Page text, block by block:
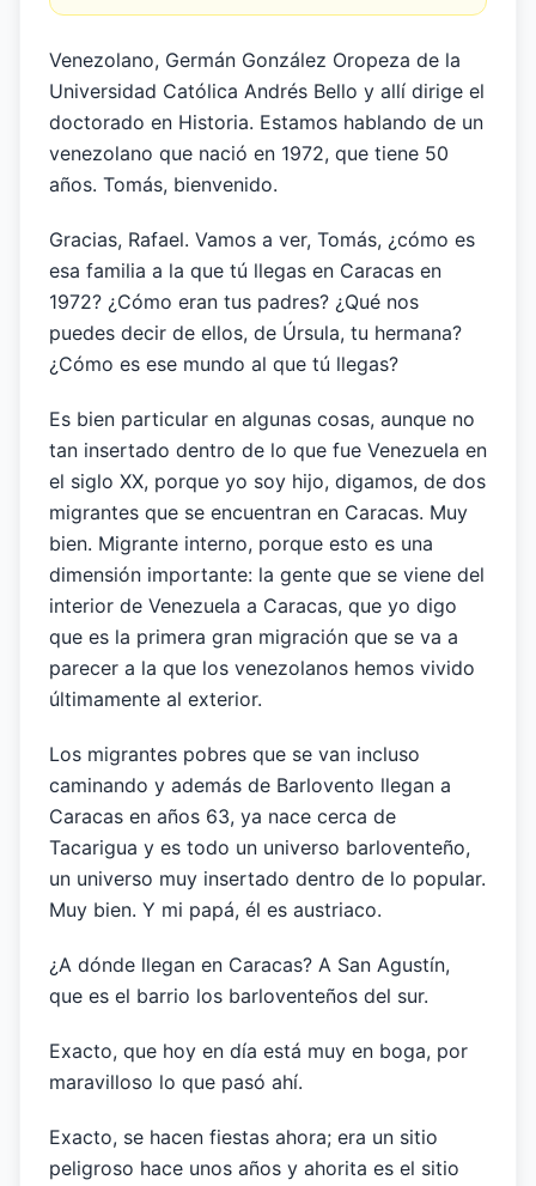
Venezolano, Germán González Oropeza de la
Universidad Católica Andrés Bello y allí dirige el
doctorado en Historia. Estamos hablando de un
venezolano que nació en 1972, que tiene 50
años. Tomás, bienvenido.
Gracias, Rafael. Vamos a ver, Tomás, ¿cómo es
esa familia a la que tú llegas en Caracas en
1972? ¿Cómo eran tus padres? ¿Qué nos
puedes decir de ellos, de Úrsula, tu hermana?
¿Cómo es ese mundo al que tú llegas?
Es bien particular en algunas cosas, aunque no
tan insertado dentro de lo que fue Venezuela en
el siglo XX, porque yo soy hijo, digamos, de dos
migrantes que se encuentran en Caracas. Muy
bien. Migrante interno, porque esto es una
dimensión importante: la gente que se viene del
interior de Venezuela a Caracas, que yo digo
que es la primera gran migración que se va a
parecer a la que los venezolanos hemos vivido
últimamente al exterior.
Los migrantes pobres que se van incluso
caminando y además de Barlovento llegan a
Caracas en años 63, ya nace cerca de
Tacarigua y es todo un universo barloventeño,
un universo muy insertado dentro de lo popular.
Muy bien. Y mi papá, él es austriaco.
¿A dónde llegan en Caracas? A San Agustín,
que es el barrio los barloventeños del sur.
Exacto, que hoy en día está muy en boga, por
maravilloso lo que pasó ahí.
Exacto, se hacen fiestas ahora; era un sitio
peligroso hace unos años y ahorita es el sitio